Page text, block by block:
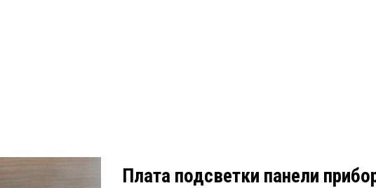
Плата подсветки панели